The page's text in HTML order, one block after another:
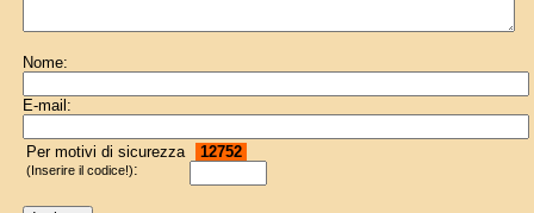
Nome:
E-mail:
Per motivi di sicurezza
(Inserire il codice!):
12752